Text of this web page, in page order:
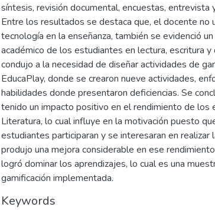
síntesis, revisión documental, encuestas, entrevista
Entre los resultados se destaca que, el docente no
tecnología en la enseñanza, también se evidenció
académico de los estudiantes en lectura, escritura y
condujo a la necesidad de diseñar actividades de
EducaPlay, donde se crearon nueve actividades,
habilidades donde presentaron deficiencias. Se
tenido un impacto positivo en el rendimiento de los
Literatura, lo cual influye en la motivación puesto
estudiantes participaran y se interesaran en realizar
produjo una mejora considerable en ese
logró dominar los aprendizajes, lo cual es una
gamificación implementada.
Keywords